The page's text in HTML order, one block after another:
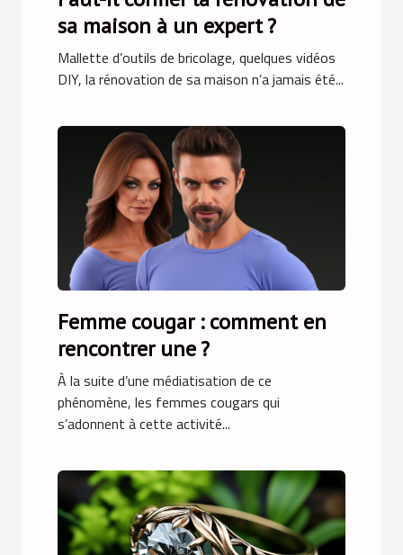
sa maison à un expert ?
Mallette d’outils de bricolage, quelques vidéos
DIY, la rénovation de sa maison n’a jamais été...
Femme cougar : comment en
rencontrer une ?
À la suite d’une médiatisation de ce
phénomène, les femmes cougars qui
s’adonnent à cette activité...